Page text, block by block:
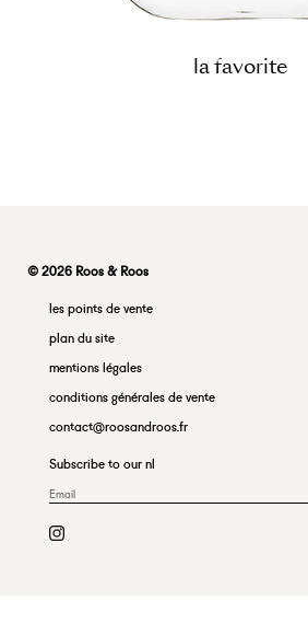
la favorite
© 2026 Roos & Roos
les points de vente
plan du site
mentions légales
conditions générales de vente
contact@roosandroos.fr
Subscribe to our nl